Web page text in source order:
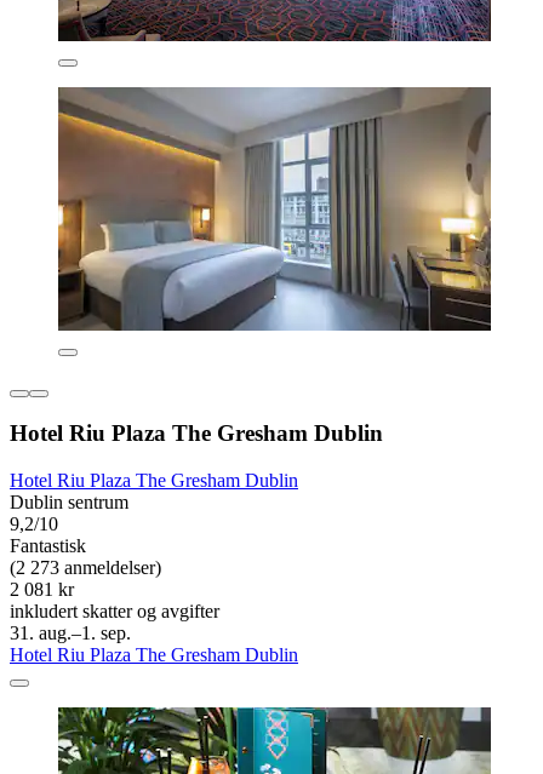
Hotel Riu Plaza The Gresham Dublin
Hotel Riu Plaza The Gresham Dublin
Dublin sentrum
9,2/10
Fantastisk
(2 273 anmeldelser)
2 081 kr
inkludert skatter og avgifter
31. aug.–1. sep.
Hotel Riu Plaza The Gresham Dublin